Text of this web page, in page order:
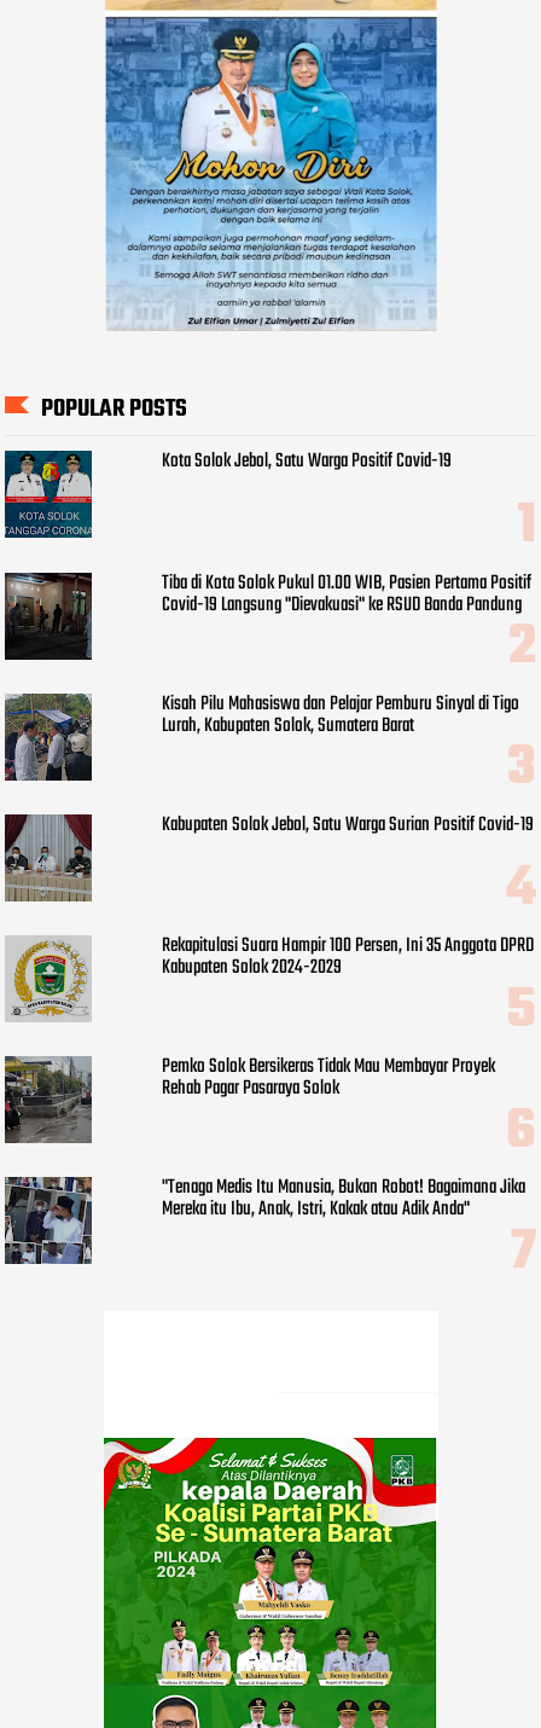
POPULAR POSTS
Kota Solok Jebol, Satu Warga Positif Covid-19
Tiba di Kota Solok Pukul 01.00 WIB, Pasien Pertama Positif
Covid-19 Langsung "Dievakuasi" ke RSUD Banda Pandung
Kisah Pilu Mahasiswa dan Pelajar Pemburu Sinyal di Tigo
Lurah, Kabupaten Solok, Sumatera Barat
Kabupaten Solok Jebol, Satu Warga Surian Positif Covid-19
Rekapitulasi Suara Hampir 100 Persen, Ini 35 Anggota DPRD
Kabupaten Solok 2024-2029
Pemko Solok Bersikeras Tidak Mau Membayar Proyek
Rehab Pagar Pasaraya Solok
"Tenaga Medis Itu Manusia, Bukan Robot! Bagaimana Jika
Mereka itu Ibu, Anak, Istri, Kakak atau Adik Anda"